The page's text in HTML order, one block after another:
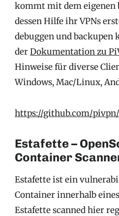
kommt mit dem eigenen
dessen Hilfe ihr VPNs
debuggen und backupen
derDokumentation zu
Hinweise für diverse
Windows, Mac/Linux,
https://github.com/
Estafette –
Container
Estafette ist ein
Container innerhalb
Estafette scanned hier